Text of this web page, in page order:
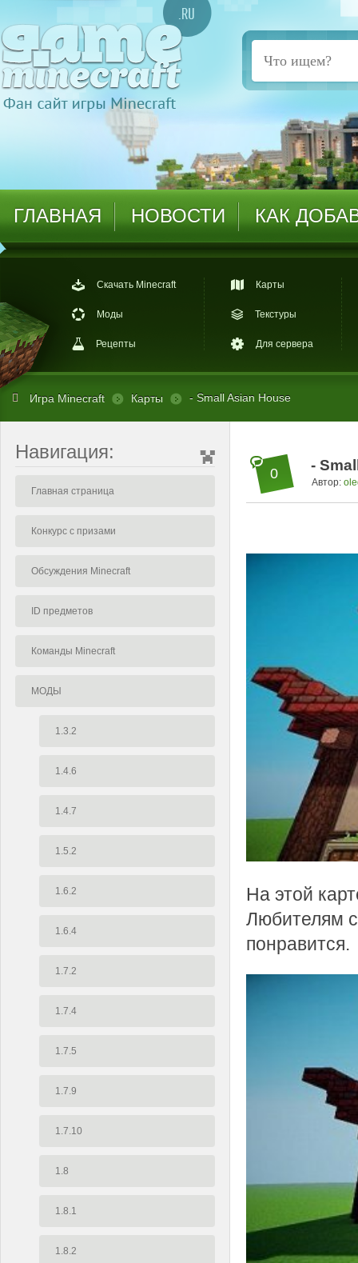
ГЛАВНАЯ НОВОСТИ КАК
Скачать Minecraft
Моды
Рецепты
Карты
Текстуры
Для сервера
Игра Minecraft Карты - Small Asian House
Навигация:
Главная страница
Конкурс с призами
Обсуждения Minecraft
ID предметов
Команды Minecraft
МОДЫ
1.3.2
1.4.6
1.4.7
1.5.2
1.6.2
1.6.4
1.7.2
1.7.4
1.7.5
1.7.9
1.7.10
1.8
1.8.1
1.8.2
0 -
Автор:
На этой
Любителям
понравится.